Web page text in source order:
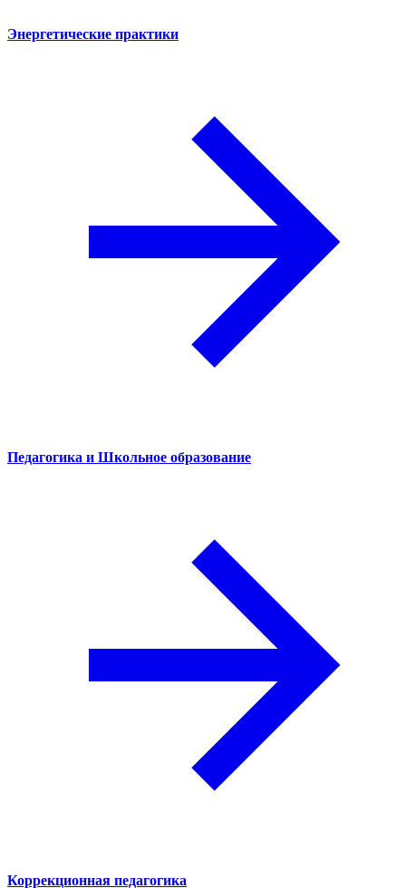
Энергетические практики
Педагогика и Школьное образование
Коррекционная педагогика